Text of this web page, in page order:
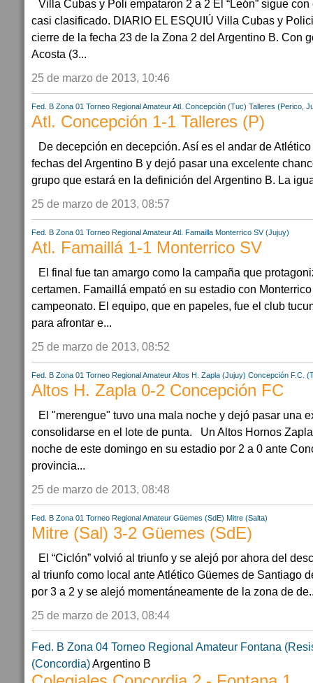
Villa Cubas y Poli empataron 2 a 2 El “León” sigue
casi clasificado. DIARIO EL ESQUIÚ Villa Cubas y
cierre de la fecha 23 de la Zona 2 del Argentino B. Con
Acosta (3...
25 de marzo de 2013, 10:46
Fed. B Zona 01 Torneo Regional AmateurAtl. Concepción (Tuc) Talleres (Perico,
Atl. Concepción 1-1 Talleres (P)
De decepción en decepción. Así es el andar de
fechas del Argentino B y dejó pasar una excelente
grupo que estará en la definición del Argentino B. La
25 de marzo de 2013, 08:57
Fed. B Zona 01 Torneo Regional AmateurAtl. Famailla Monterrico SV (Jujuy)
Atl. Famaillá 1-1 Monterrico SV
El final fue tan amargo como la campaña que
certamen. Famaillá empató en su estadio con
campeonato. El equipo, que en papeles, fue el club
para afrontar e...
25 de marzo de 2013, 08:52
Fed. B Zona 01 Torneo Regional AmateurAltos H. Zapla (Jujuy) Concepción F.C.
Altos H. Zapla 0-2 Concepción FC
El "merengue" tuvo una mala noche y dejó pasar una
consolidarse en el lote de punta. Un Altos Hornos
noche de este domingo en su estadio por 2 a 0 ante
provincia...
25 de marzo de 2013, 08:48
Fed. B Zona 01 Torneo Regional Amateur Güemes (SdE) Mitre (Salta)
Mitre (Sal) 3-2 Güemes (SdE)
El “Ciclón” volvió al triunfo y se alejó por ahora del
al triunfo como local ante Atlético Güemes de Santiago
por 3 a 2 y se alejó momentáneamente de la zona de
25 de marzo de 2013, 08:44
Fed. B Zona 04 Torneo Regional Amateur Fontana
(Concordia)Argentino B